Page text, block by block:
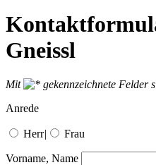
Gneissl
Mit
gekennzeichnete Felder
Anrede
Herr| Frau
Vorname, Name